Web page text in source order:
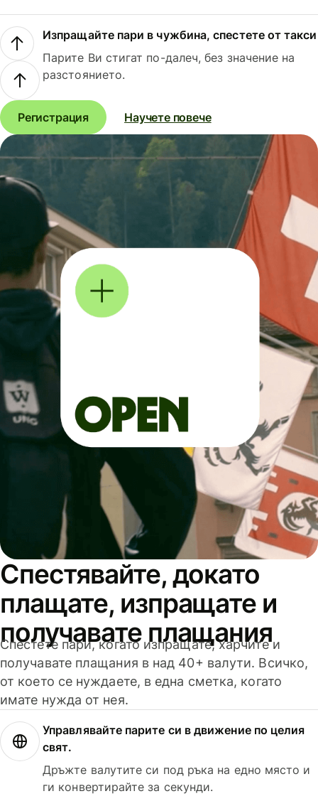
Изпращайте пари в чужбина, спестете от такси
Парите Ви стигат по-далеч, без значение на
разстоянието.
Регистрация Научете повече
Спестявайте, докато
плащате, изпращате и
получавате плащания
Спестете пари, когато изпращате, харчите и
получавате плащания в над 40+ валути. Всичко,
от което се нуждаете, в една сметка, когато
имате нужда от нея.
Управлявайте парите си в движение по целия
свят.
Дръжте валутите си под ръка на едно място и
ги конвертирайте за секунди.